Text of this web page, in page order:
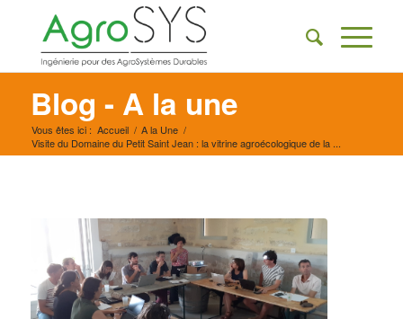
Blog - A la une
Vous êtes ici : Accueil / A la Une /
Visite du Domaine du Petit Saint Jean : la vitrine agroécologique de la ...